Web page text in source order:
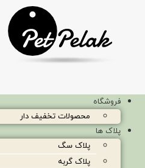
فروشگاه
محصولات تخفیف دار
پلاک ها
پلاک سگ
پلاک گربه